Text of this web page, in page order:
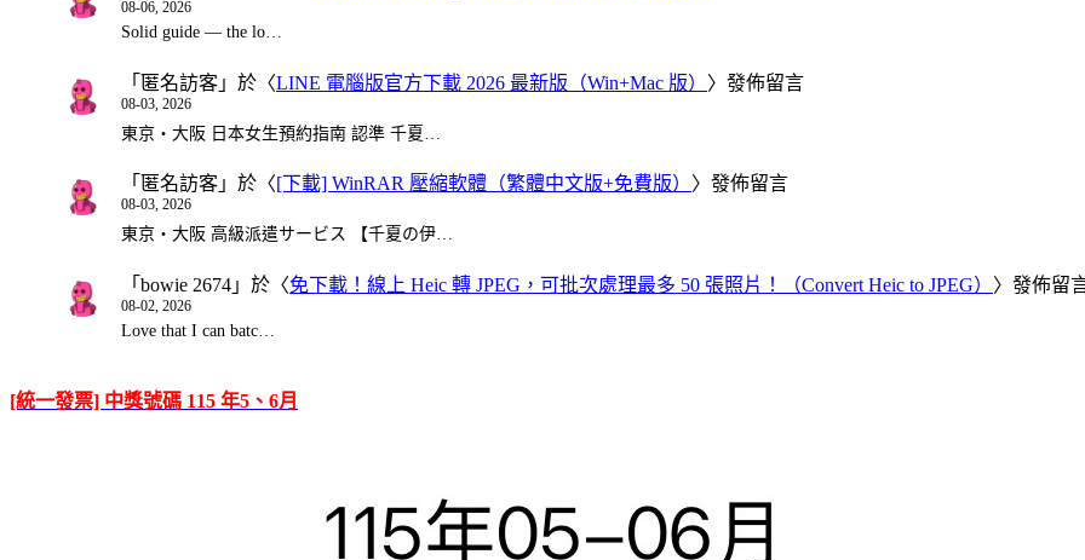
08-06, 2026
Solid guide — the lo…
「 匿名訪客 」於〈LINE 電腦版官方下載 2026 最新版（Win+Mac 版） 〉發佈留言
08-03, 2026
東京・大阪 日本女生預約指南 認準 千夏…
「 匿名訪客 」於〈[下載] WinRAR 壓縮軟體（繁體中文版+免費版） 〉發佈留言
08-03, 2026
東京・大阪 高級派遣サービス 【千夏の伊…
「 bowie 2674 」於〈免下載！線上 Heic 轉 JPEG，可批次處理最多 50 張照片！（Convert Heic to JPEG） 〉發佈留
08-02, 2026
Love that I can batc…
[統一發票] 中獎號碼 115 年5、6月